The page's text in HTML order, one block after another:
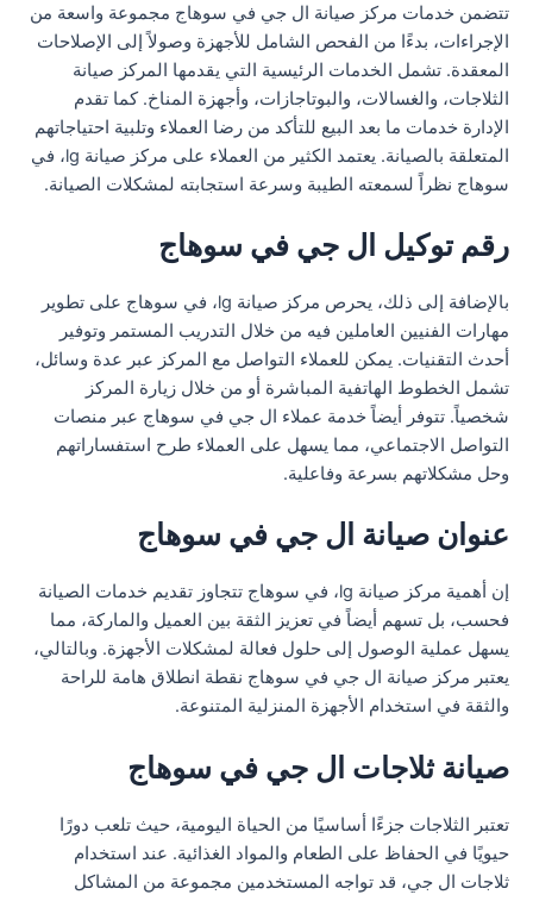
تتضمن خدمات مركز صيانة ال جي في سوهاج مجموعة واسعة من
الإجراءات، بدءًا من الفحص الشامل للأجهزة وصولاً إلى الإصلاحات
المعقدة. تشمل الخدمات الرئيسية التي يقدمها المركز صيانة
الثلاجات، والغسالات، والبوتاجازات، وأجهزة المناخ. كما تقدم
الإدارة خدمات ما بعد البيع للتأكد من رضا العملاء وتلبية احتياجاتهم
المتعلقة بالصيانة. يعتمد الكثير من العملاء على مركز صيانة lg، في
سوهاج نظراً لسمعته الطيبة وسرعة استجابته لمشكلات الصيانة.
رقم توكيل ال جي في سوهاج
بالإضافة إلى ذلك، يحرص مركز صيانة lg، في سوهاج على تطوير
مهارات الفنيين العاملين فيه من خلال التدريب المستمر وتوفير
أحدث التقنيات. يمكن للعملاء التواصل مع المركز عبر عدة وسائل،
تشمل الخطوط الهاتفية المباشرة أو من خلال زيارة المركز
شخصياً. تتوفر أيضاً خدمة عملاء ال جي في سوهاج عبر منصات
التواصل الاجتماعي، مما يسهل على العملاء طرح استفساراتهم
وحل مشكلاتهم بسرعة وفاعلية.
عنوان صيانة ال جي في سوهاج
إن أهمية مركز صيانة lg، في سوهاج تتجاوز تقديم خدمات الصيانة
فحسب، بل تسهم أيضاً في تعزيز الثقة بين العميل والماركة، مما
يسهل عملية الوصول إلى حلول فعالة لمشكلات الأجهزة. وبالتالي،
يعتبر مركز صيانة ال جي في سوهاج نقطة انطلاق هامة للراحة
والثقة في استخدام الأجهزة المنزلية المتنوعة.
صيانة ثلاجات ال جي في سوهاج
تعتبر الثلاجات جزءًا أساسيًا من الحياة اليومية، حيث تلعب دورًا
حيويًا في الحفاظ على الطعام والمواد الغذائية. عند استخدام
ثلاجات ال جي، قد تواجه المستخدمين مجموعة من المشاكل